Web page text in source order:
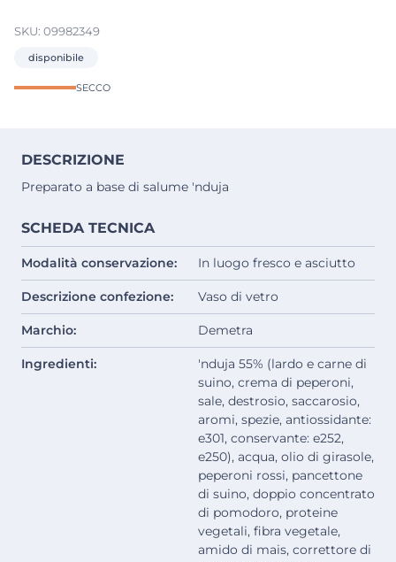
SKU: 09982349
disponibile
SECCO
DESCRIZIONE
Preparato a base di salume 'nduja
SCHEDA TECNICA
Modalità conservazione: In luogo fresco e asciutto
Descrizione confezione: Vaso di vetro
Marchio: Demetra
Ingredienti:
'nduja 55% (lardo e carne di
suino, crema di peperoni,
sale, destrosio, saccarosio,
aromi, spezie, antiossidante:
e301, conservante: e252,
e250), acqua, olio di girasole,
peperoni rossi, pancettone
di suino, doppio concentrato
di pomodoro, proteine
vegetali, fibra vegetale,
amido di mais, correttore di